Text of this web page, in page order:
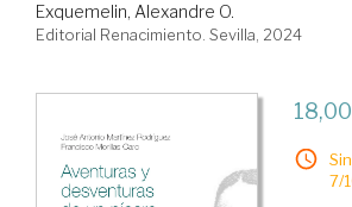
Exquemelin, Alexandre O.
Editorial Renacimiento. Sevilla, 2024
7/